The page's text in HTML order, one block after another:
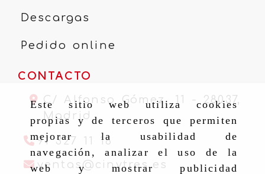
Este sitio web utiliza cookies
propias y de terceros que permiten
mejorar la usabilidad de
navegación, analizar el uso de la
web y mostrar publicidad
Descargas
Pedido online
CONTACTO
C/ Alfonso Gómez, 11 - 28037,
Madrid
91 327 11 16
ventas cinytres.es ventas